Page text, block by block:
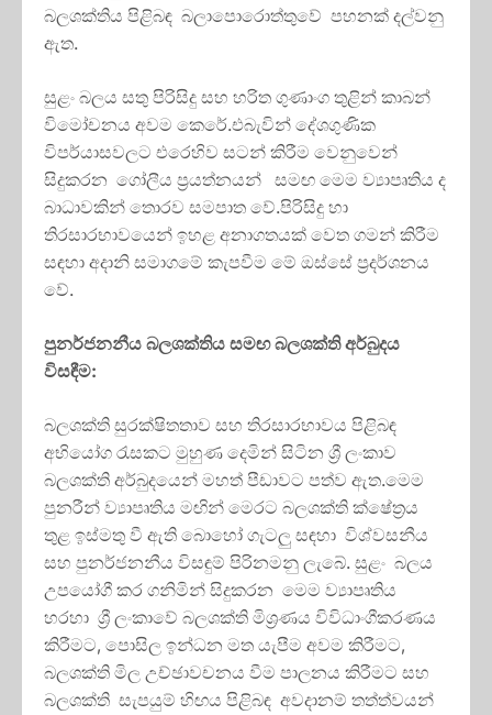
බලශක්තිය පිළිබඳ බලාපොරොත්තුවේ පහනක් දල්වනු
ඇත.
සුළං බලය සතු පිරිසිදු සහ හරිත ගුණාංග තුළින් කාබන්
විමෝචනය අවම කෙරේ.එබැවින් දේශගුණික
විපර්යාසවලට එරෙහිව සටන් කිරීම වෙනුවෙන්
සිදුකරන ගෝලීය ප්‍රයත්නයන් සමඟ මෙම ව්‍යාපෘතිය ද
බාධාවකින් තොරව සමපාත වේ.පිරිසිදු හා
තිරසාරභාවයෙන් ඉහළ අනාගතයක් වෙත ගමන් කිරීම
සඳහා අදානි සමාගමේ කැපවීම මේ ඔස්සේ ප්‍රදර්ශනය
වේ.
පුනර්ජනනීය බලශක්තිය සමඟ බලශක්ති අර්බුදය
විසඳීම:
බලශක්ති සුරක්ෂිතතාව සහ තිරසාරභාවය පිළිබඳ
අභියෝග රැසකට මුහුණ දෙමින් සිටින ශ්‍රී ලංකාව
බලශක්ති අර්බුදයෙන් මහත් පීඩාවට පත්ව ඇත.මෙම
පුනරීන් ව්‍යාපෘතිය මඟින් මෙරට බලශක්ති ක්ෂේත්‍රය
තුළ ඉස්මතු වී ඇති බොහෝ ගැටලු සඳහා විශ්වසනීය
සහ පුනර්ජනනීය විසඳුම් පිරිනමනු ලැබේ. සුළං බලය
උපයෝගී කර ගනිමින් සිදුකරන මෙම ව්‍යාපෘතිය
හරහා ශ්‍රී ලංකාවේ බලශක්ති මිශ්‍රණය විවිධාංගීකරණය
කිරීමට, පොසිල ඉන්ධන මත යැපීම අවම කිරීමට,
බලශක්ති මිල උච්ඡාවචනය වීම පාලනය කිරීමට සහ
බලශක්ති සැපයුම් හිඟය පිළිබඳ අවදානම් තත්ත්වයන්